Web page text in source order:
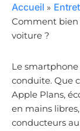
Accueil
Comment bien
voiture ?
Le
conduite. Que
Apple Plans,
en mains
conducteurs